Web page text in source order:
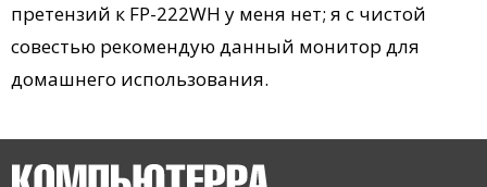
претензий к FP-222WH у меня нет; я с чистой
совестью рекомендую данный монитор для
домашнего использования.